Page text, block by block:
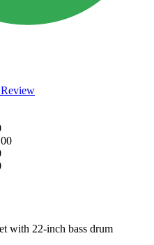
with 22-inch bass drum